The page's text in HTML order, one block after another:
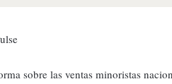
sobre las ventas minoristas